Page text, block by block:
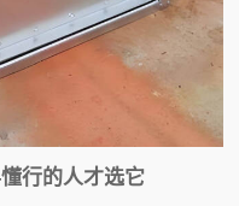
行的人才选它